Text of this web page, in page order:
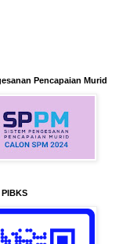
Pencapaian Murid